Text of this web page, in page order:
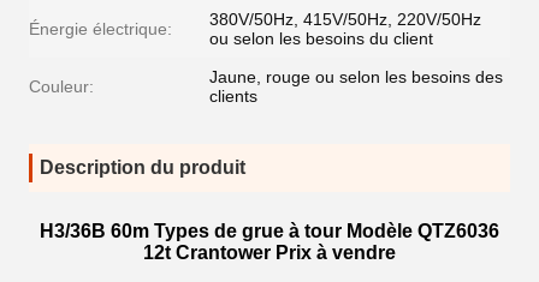
Énergie électrique:
380V/50Hz, 415V/50Hz, 220V/50Hz
ou selon les besoins du client
Couleur:
Jaune, rouge ou selon les besoins des
clients
Description du produit
H3/36B 60m Types de grue à tour Modèle QTZ6036
12t Crantower Prix à vendre